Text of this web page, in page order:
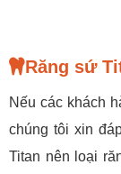
Răng sứ
Nếu các khách
chúng tôi xin
Titan nên loại